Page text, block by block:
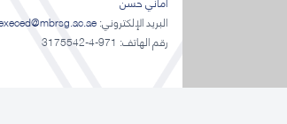
البريد الإلكتروني:
رقم الهاتف: 971-4-3175542